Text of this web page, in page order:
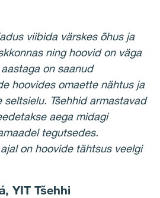
viibida värskes õhus ja
ning hoovid on väga
on saanud
hoovides omaette nähtus ja
seltsielu. Tšehhid armastavad
aega midagi
tegutsedes.
on hoovide tähtsus veelgi
YIT Tšehhi